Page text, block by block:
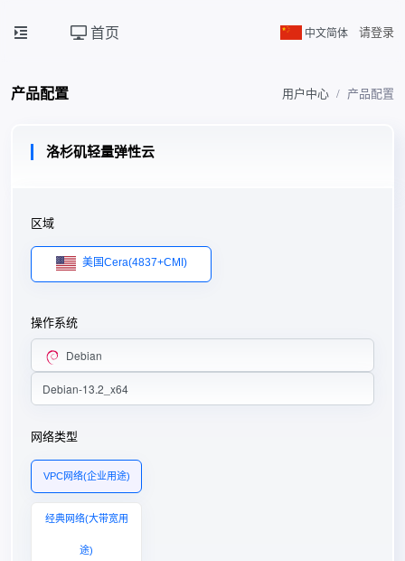
首页 中文简体 请登录
产品配置 用户中心 产品配置
洛杉矶轻量弹性云
区域
美国Cera(4837+CMI)
操作系统
Debian
Debian-13.2_x64
网络类型
VPC网络(企业用途)
经典网络(大带宽用
途)